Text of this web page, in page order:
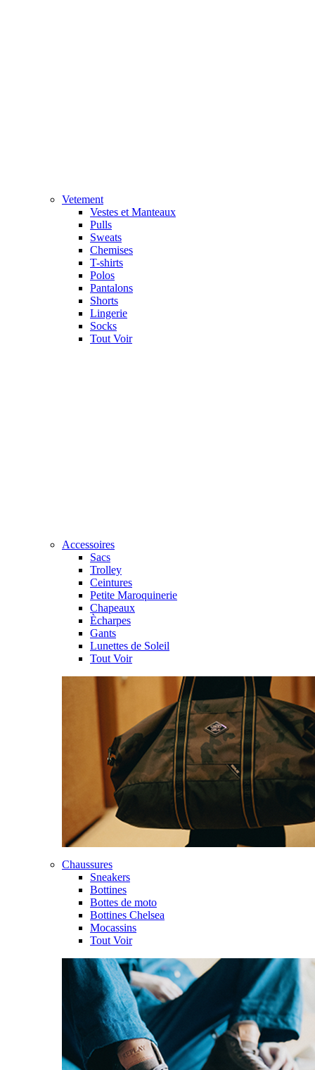
Vetement
Vestes et Manteaux
Pulls
Sweats
Chemises
T-shirts
Polos
Pantalons
Shorts
Lingerie
Socks
Tout Voir
Accessoires
Sacs
Trolley
Ceintures
Petite Maroquinerie
Chapeaux
Ècharpes
Gants
Lunettes de Soleil
Tout Voir
Chaussures
Sneakers
Bottines
Bottes de moto
Bottines Chelsea
Mocassins
Tout Voir